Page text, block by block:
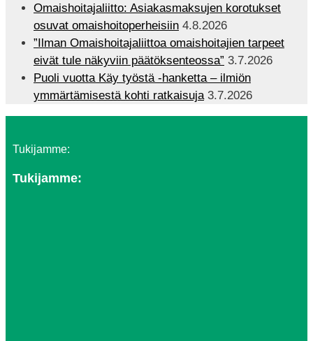
Omaishoitajaliitto: Asiakasmaksujen korotukset
osuvat omaishoitoperheisiin 4.8.2026
”Ilman Omaishoitajaliittoa omaishoitajien tarpeet
eivät tule näkyviin päätöksenteossa” 3.7.2026
Puoli vuotta Käy työstä -hanketta – ilmiön
ymmärtämisestä kohti ratkaisuja 3.7.2026
Tukijamme:
Tukijamme: